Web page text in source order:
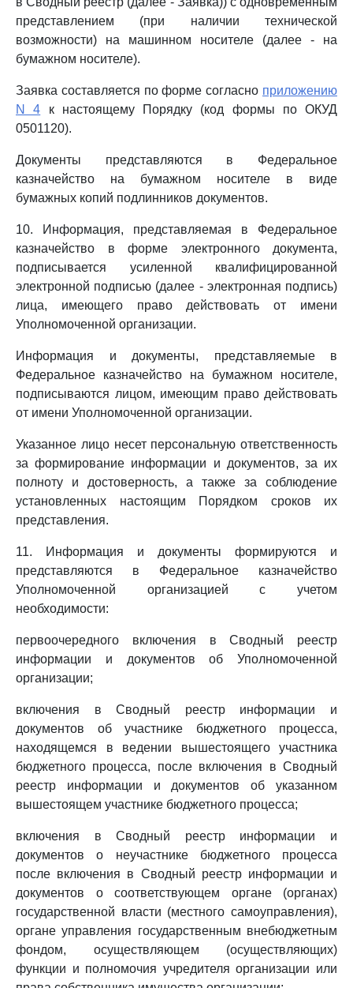
представлением (при наличии технической
возможности) на машинном носителе (далее - на
бумажном носителе).
Заявка составляется по форме согласно приложению
N 4 к настоящему Порядку (код формы по ОКУД
0501120).
Документы представляются в Федеральное
казначейство на бумажном носителе в виде
бумажных копий подлинников документов.
10. Информация, представляемая в Федеральное
казначейство в форме электронного документа,
подписывается усиленной квалифицированной
электронной подписью (далее - электронная подпись)
лица, имеющего право действовать от имени
Уполномоченной организации.
Информация и документы, представляемые в
Федеральное казначейство на бумажном носителе,
подписываются лицом, имеющим право действовать
от имени Уполномоченной организации.
Указанное лицо несет персональную ответственность
за формирование информации и документов, за их
полноту и достоверность, а также за соблюдение
установленных настоящим Порядком сроков их
представления.
11. Информация и документы формируются и
представляются в Федеральное казначейство
Уполномоченной организацией с учетом
необходимости:
первоочередного включения в Сводный реестр
информации и документов об Уполномоченной
организации;
включения в Сводный реестр информации и
документов об участнике бюджетного процесса,
находящемся в ведении вышестоящего участника
бюджетного процесса, после включения в Сводный
реестр информации и документов об указанном
вышестоящем участнике бюджетного процесса;
включения в Сводный реестр информации и
документов о неучастнике бюджетного процесса
после включения в Сводный реестр информации и
документов о соответствующем органе (органах)
государственной власти (местного самоуправления),
органе управления государственным внебюджетным
фондом, осуществляющем (осуществляющих)
функции и полномочия учредителя организации или